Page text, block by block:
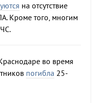
на отсутствие
Кроме того, многим
во время
погибла 25-